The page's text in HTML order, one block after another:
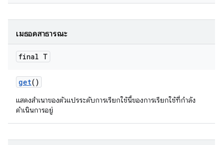
เมธอดสาธารณะ
final T
get()
แสดงสำเนาของตัวแปรระดับการเรียกใช้นี้ของการเรียกใช้ที่กำลัง
ดำเนินการอยู่